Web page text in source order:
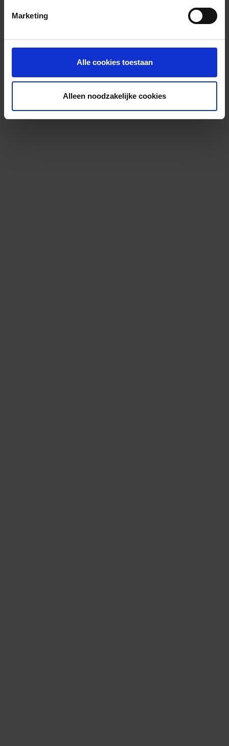
Marketing
Alle cookies toestaan
Alleen noodzakelijke cookies